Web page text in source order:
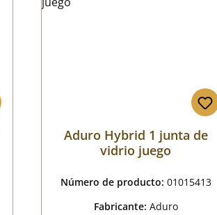
Aduro Hybrid 1 junta de
vidrio juego
Número de producto: 01015413
Fabricante: Aduro